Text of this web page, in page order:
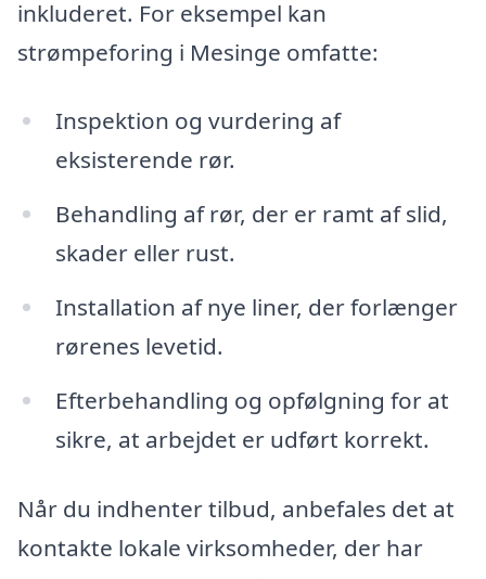
inkluderet. For eksempel kan
strømpeforing i Mesinge omfatte:
Inspektion og vurdering af
eksisterende rør.
Behandling af rør, der er ramt af slid,
skader eller rust.
Installation af nye liner, der forlænger
rørenes levetid.
Efterbehandling og opfølgning for at
sikre, at arbejdet er udført korrekt.
Når du indhenter tilbud, anbefales det at
kontakte lokale virksomheder, der har